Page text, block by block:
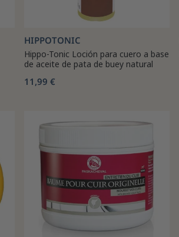
HIPPOTONIC
Hippo-Tonic Loción para cuero a base
de aceite de pata de buey natural
11,99 €